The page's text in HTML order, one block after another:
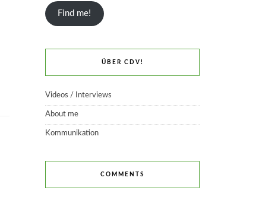
Find me!
ÜBER CDV!
Videos / Interviews
About me
Kommunikation
COMMENTS